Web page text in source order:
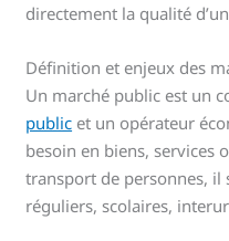
directement la qualité
Définition et enjeux des
Un marché public est un
public et un opérateur
besoin en biens, services
transport de personnes, il
réguliers, scolaires,